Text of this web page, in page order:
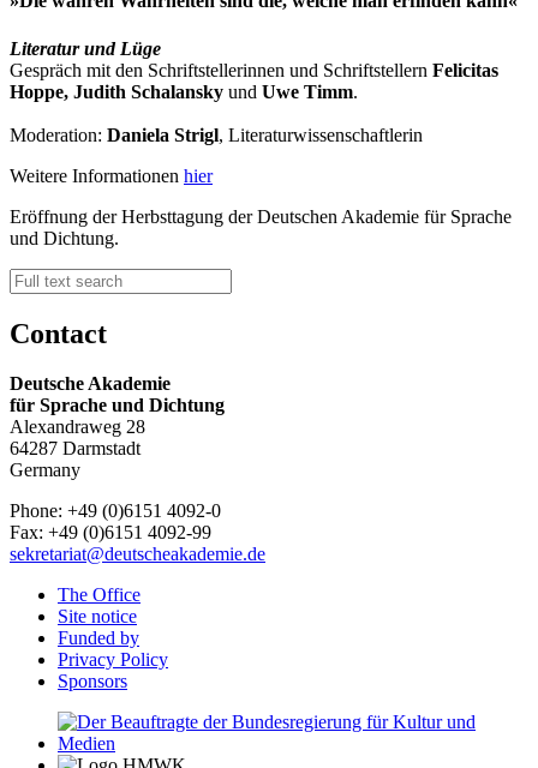
Literatur und Lüge
Gespräch mit den Schriftstellerinnen und Schriftstellern Felicitas
Hoppe, Judith Schalansky und Uwe Timm.
Moderation: Daniela Strigl, Literaturwissenschaftlerin
Weitere Informationen hier
Eröffnung der Herbsttagung der Deutschen Akademie für Sprache
und Dichtung.
Contact
Deutsche Akademie
für Sprache und Dichtung
Alexandraweg 28
64287 Darmstadt
Germany
Phone: +49 (0)6151 4092-0
Fax: +49 (0)6151 4092-99
sekretariat@deutscheakademie.de
The Office
Site notice
Funded by
Privacy Policy
Sponsors